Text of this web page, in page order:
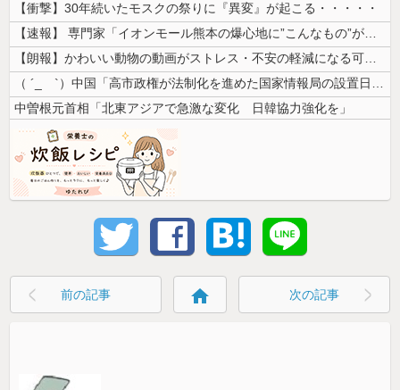
【衝撃】30年続いたモスクの祭りに『異変』が起こる・・・・・
【速報】 専門家「イオンモール熊本の爆心地に”こんなもの”があったんだ...
【朗報】かわいい動物の動画がストレス・不安の軽減になる可能性。英大学の...
（ ´_ゝ`）中国「高市政権が法制化を進めた国家情報局の設置日が7月3...
中曽根元首相「北東アジアで急激な変化 日韓協力強化を」
前の記事 home 次の記事